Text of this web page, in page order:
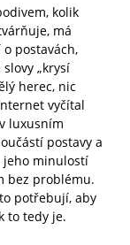
kolik
má
postavách,
„krysí
herec, nic
vyčítal
luxusním
postavy a
jeho minulostí
bez problému.
potřebují, aby
to tedy je.